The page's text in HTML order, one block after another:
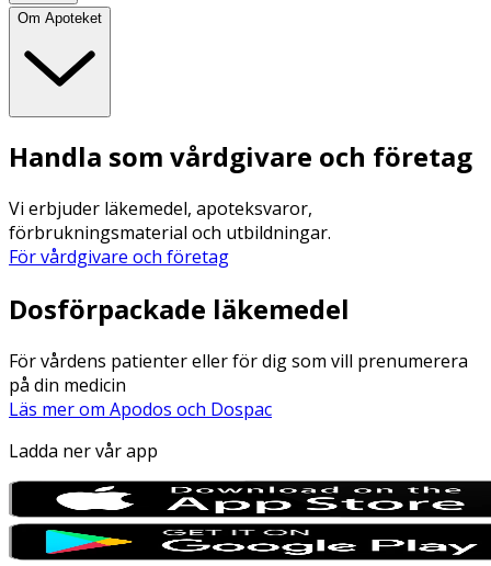
Om Apoteket
Handla som vårdgivare och företag
Vi erbjuder läkemedel, apoteksvaror,
förbrukningsmaterial och utbildningar.
För vårdgivare och företag
Dosförpackade läkemedel
För vårdens patienter eller för dig som vill prenumerera
på din medicin
Läs mer om Apodos och Dospac
Ladda ner vår app